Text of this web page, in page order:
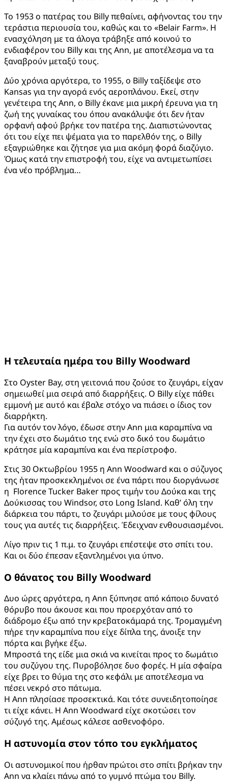
Το 1953 ο πατέρας του Billy πεθαίνει, αφήνοντας του την
τεράστια περιουσία του, καθώς και το «Belair Farm». Η
ενασχόληση με τα άλογα τράβηξε από κοινού το
ενδιαφέρον του Billy και της Ann, με αποτέλεσμα να τα
ξαναβρούν μεταξύ τους.
Δύο χρόνια αργότερα, το 1955, ο Billy ταξίδεψε στο
Kansas για την αγορά ενός αεροπλάνου. Εκεί, στην
γενέτειρα της Ann, o Billy έκανε μια μικρή έρευνα για τη
ζωή της γυναίκας του όπου ανακάλυψε ότι δεν ήταν
ορφανή αφού βρήκε τον πατέρα της. Διαπιστώνοντας
ότι του είχε πει ψέματα για το παρελθόν της, ο Billy
εξαγριώθηκε και ζήτησε για μια ακόμη φορά διαζύγιο.
Όμως κατά την επιστροφή του, είχε να αντιμετωπίσει
ένα νέο πρόβλημα…
Η τελευταία ημέρα του Billy Woodward
Στο Oyster Bay, στη γειτονιά που ζούσε το ζευγάρι, είχαν
σημειωθεί μια σειρά από διαρρήξεις. Ο Billy είχε πάθει
εμμονή με αυτό και έβαλε στόχο να πιάσει ο ίδιος τον
διαρρήκτη.
Για αυτόν τον λόγο, έδωσε στην Ann μια καραμπίνα να
την έχει στο δωμάτιο της ενώ στο δικό του δωμάτιο
κράτησε μία καραμπίνα και ένα περίστροφο.
Στις 30 Οκτωβρίου 1955 η Ann Woodward και ο σύζυγος
της ήταν προσκεκλημένοι σε ένα πάρτι που διοργάνωσε
η Florence Tucker Baker προς τιμήν του Δούκα και της
Δούκισσας του Windsor, στο Long Island. Καθ’ όλη την
διάρκεια του πάρτι, το ζευγάρι μιλούσε με τους φίλους
τους για αυτές τις διαρρήξεις. Έδειχναν ενθουσιασμένοι.
Λίγο πριν τις 1 π.μ. το ζευγάρι επέστεψε στο σπίτι του.
Και οι δύο έπεσαν εξαντλημένοι για ύπνο.
Ο θάνατος του Billy Woodward
Δυο ώρες αργότερα, η Ann ξύπνησε από κάποιο δυνατό
θόρυβο που άκουσε και που προερχόταν από το
διάδρομο έξω από την κρεβατοκάμαρά της. Τρομαγμένη
πήρε την καραμπίνα που είχε δίπλα της, άνοιξε την
πόρτα και βγήκε έξω.
Μπροστά της είδε μια σκιά να κινείται προς το δωμάτιο
του συζύγου της. Πυροβόλησε δυο φορές. Η μία σφαίρα
είχε βρει το θύμα της στο κεφάλι με αποτέλεσμα να
πέσει νεκρό στο πάτωμα.
Η Ann πλησίασε προσεκτικά. Και τότε συνειδητοποίησε
τι είχε κάνει. Η Ann Woodward είχε σκοτώσει τον
σύζυγό της. Αμέσως κάλεσε ασθενοφόρο.
Η αστυνομία στον τόπο του εγκλήματος
Οι αστυνομικοί που ήρθαν πρώτοι στο σπίτι βρήκαν την
Ann να κλαίει πάνω από το γυμνό πτώμα του Billy.